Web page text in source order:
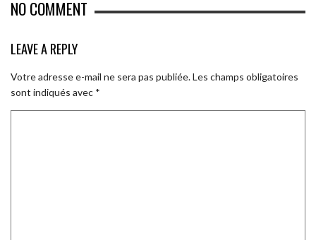
NO COMMENT
LEAVE A REPLY
Votre adresse e-mail ne sera pas publiée.Les champs obligatoires
sont indiqués avec *